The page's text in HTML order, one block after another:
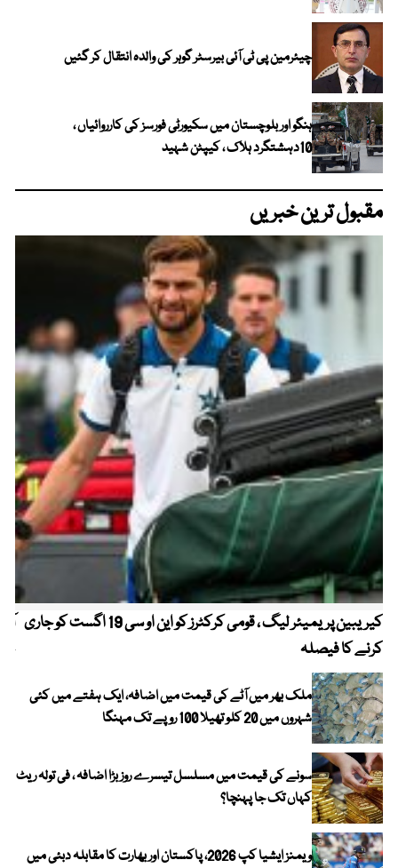
چیئرمین پی ٹی آئی بیرسٹر گوہر کی والدہ انتقال کر گئیں
ہنگو اور بلوچستان میں سکیورٹی فورسز کی کارروائیاں ،
10دہشتگرد ہلاک ، کیپٹن شہید
مقبول ترین خبریں
کیریبین پریمیئر لیگ ، قومی کرکٹرز کو این او سی 19 اگست کو جاری
کرنے کا فیصلہ
ملک بھر میں آٹے کی قیمت میں اضافہ، ایک ہفتے میں کئی
شہروں میں 20 کلو تھیلا 100 روپے تک مہنگا
سونے کی قیمت میں مسلسل تیسرے روز بڑا اضافہ ، فی تولہ ریٹ
کہاں تک جا پہنچا؟
ویمنز ایشیا کپ 2026، پاکستان اور بھارت کا مقابلہ دبئی میں